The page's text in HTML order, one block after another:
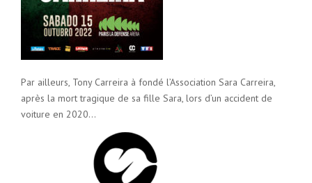
Par ailleurs, Tony Carreira à fondé l’Association Sara Carreira,
après la mort tragique de sa fille Sara, lors d’un accident de
voiture en 2020…